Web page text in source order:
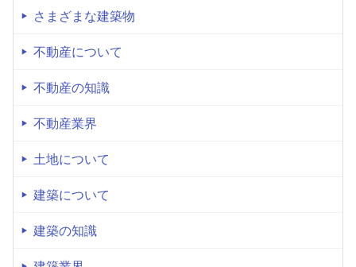
さまざまな建築物
不動産について
不動産の知識
不動産業界
土地について
建築について
建築の知識